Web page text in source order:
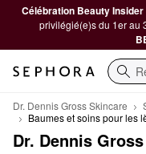
Célébration Beauty Insider
privilégié(e)s du 1er au
Dr. Dennis Gross Skincare
Baumes et soins pour les
Dr. Dennis